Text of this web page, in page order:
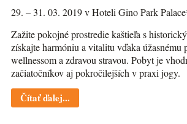
29. – 31. 03. 2019 v Hoteli Gino Park
Zažite pokojné prostredie kaštieľa s
získajte harmóniu a vitalitu vďaka úžasnému
wellnessom a zdravou stravou. Pobyt je
začiatočníkov aj pokročilejších v praxi jogy.
Čítať ďalej...